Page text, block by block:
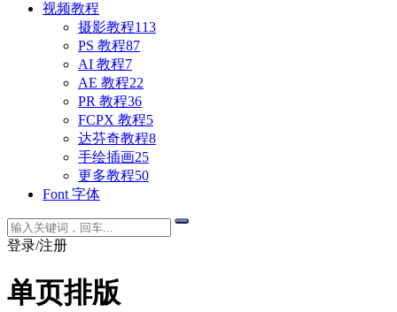
视频教程
摄影教程113
PS 教程87
AI 教程7
AE 教程22
PR 教程36
FCPX 教程5
达芬奇教程8
手绘插画25
更多教程50
Font 字体
登录/注册
单页排版